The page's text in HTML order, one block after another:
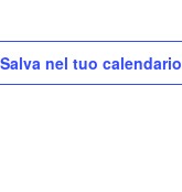
Salva nel tuo calendario